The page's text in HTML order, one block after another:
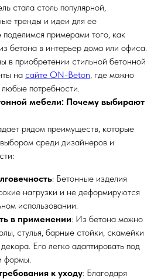
стала столь популярной,
тренды и идеи для ее
поделимся примерами того, как
бетона в интерьер дома или офиса.
в приобретении стильной бетонной
на сайте ON-Beton, где можно
потребности.
мебели: Почему выбирают
рядом преимуществ, которые
среди дизайнеров и
: Бетонные изделия
нагрузки и не деформируются
использовании.
в применении: Из бетона можно
стулья, барные стойки, скамейки
Его легко адаптировать под
формы.
к уходу: Благодаря